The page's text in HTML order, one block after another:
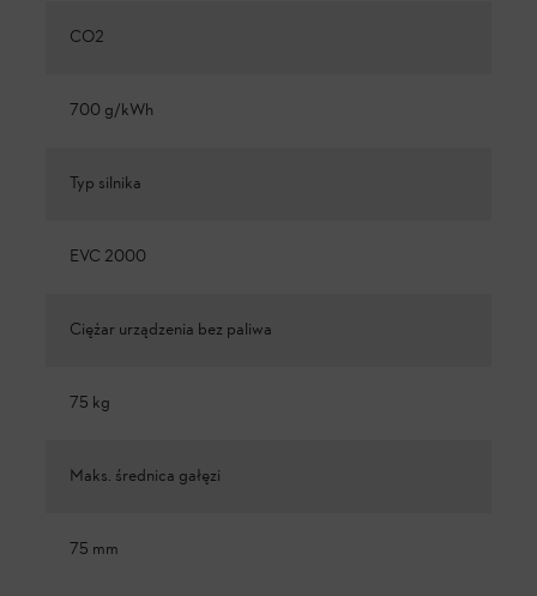
CO2
700 g/kWh
Typ silnika
EVC 2000
Ciężar urządzenia bez paliwa
75 kg
Maks. średnica gałęzi
75 mm